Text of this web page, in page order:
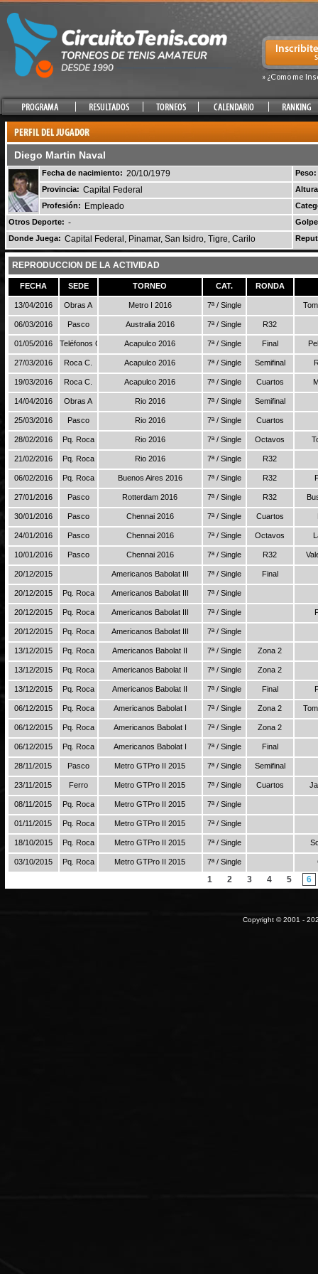
» ¿Como me
Diego Martin Naval
Fecha de nacimiento: 20/10/1979
Peso:
Provincia: Capital Federal
Profesión:
Empleado
Otros Deporte: -
Donde Juega: Capital Federal, Pinamar, San Isidro, Tigre, Carilo
REPRODUCCION DE LA ACTIVIDAD
FECHA SEDE TORNEO CAT. RONDA
13/04/2016 Obras A Metro I 2016 7ª / Single
06/03/2016 Pasco Australia 2016 7ª / Single R32
01/05/2016 Teléfonos C. Acapulco 2016 7ª / Single Final
27/03/2016 Roca C. Acapulco 2016 7ª / Single Semifinal
19/03/2016 Roca C. Acapulco 2016 7ª / Single Cuartos
14/04/2016 Obras A Rio 2016 7ª / Single Semifinal
25/03/2016 Pasco Rio 2016 7ª / Single Cuartos
28/02/2016 Pq. Roca Rio 2016 7ª / Single Octavos
21/02/2016 Pq. Roca Rio 2016 7ª / Single R32
06/02/2016 Pq. Roca Buenos Aires 2016 7ª / Single R32
27/01/2016 Pasco Rotterdam 2016 7ª / Single R32
30/01/2016 Pasco Chennai 2016 7ª / Single Cuartos
24/01/2016 Pasco Chennai 2016 7ª / Single Octavos
10/01/2016 Pasco Chennai 2016 7ª / Single R32
20/12/2015 Americanos Babolat III 7ª / Single Final
20/12/2015 Pq. Roca Americanos Babolat III 7ª / Single
20/12/2015 Pq. Roca Americanos Babolat III 7ª / Single
20/12/2015 Pq. Roca Americanos Babolat III 7ª / Single
13/12/2015 Pq. Roca Americanos Babolat II 7ª / Single Zona 2
13/12/2015 Pq. Roca Americanos Babolat II 7ª / Single Zona 2
13/12/2015 Pq. Roca Americanos Babolat II 7ª / Single Final
06/12/2015 Pq. Roca Americanos Babolat I 7ª / Single Zona 2
06/12/2015 Pq. Roca Americanos Babolat I 7ª / Single Zona 2
06/12/2015 Pq. Roca Americanos Babolat I 7ª / Single Final
28/11/2015 Pasco Metro GTPro II 2015 7ª / Single Semifinal
23/11/2015 Ferro Metro GTPro II 2015 7ª / Single Cuartos
08/11/2015 Pq. Roca Metro GTPro II 2015 7ª / Single
01/11/2015 Pq. Roca Metro GTPro II 2015 7ª / Single
18/10/2015 Pq. Roca Metro GTPro II 2015 7ª / Single
03/10/2015 Pq. Roca Metro GTPro II 2015 7ª / Single
1 2 3 4 5 6
Copyright © 2001 -